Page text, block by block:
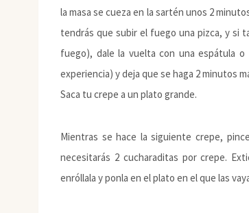
la masa se cueza en la sartén unos 2
tendrás que subir el fuego una pizca, y si
fuego), dale la vuelta con una espátula
experiencia) y deja que se haga 2 minutos
Saca tu crepe a un plato grande.
Mientras se hace la siguiente crepe,
necesitarás 2 cucharaditas por crepe.
enróllala y ponla en el plato en el que las